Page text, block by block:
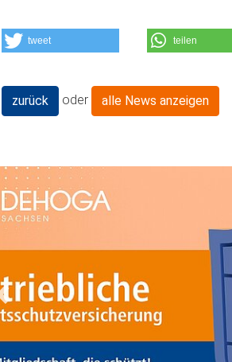
tweet teilen
zurück oder alle News anzeigen
Previous